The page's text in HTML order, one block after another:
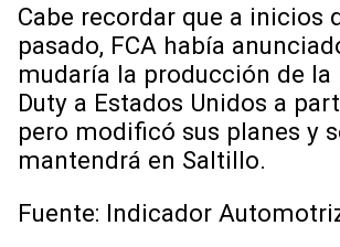
Cabe recordar que a inicios
pasado, FCA había
mudaría la producción de la
Duty a Estados Unidos a
pero modificó sus planes y
mantendrá en Saltillo.
Fuente: Indicador